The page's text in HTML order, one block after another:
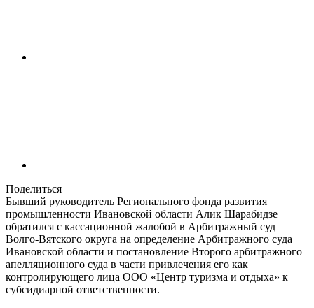
Поделиться
Бывший руководитель Регионального фонда развития
промышленности Ивановской области Алик Шарабидзе
обратился с кассационной жалобой в Арбитражный суд
Волго-Вятского округа на определение Арбитражного суда
Ивановской области и постановление Второго арбитражного
апелляционного суда в части привлечения его как
контролирующего лица ООО «Центр туризма и отдыха» к
субсидиарной ответственности.